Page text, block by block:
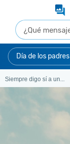
Día de los padres
Siempre digo sí a un...